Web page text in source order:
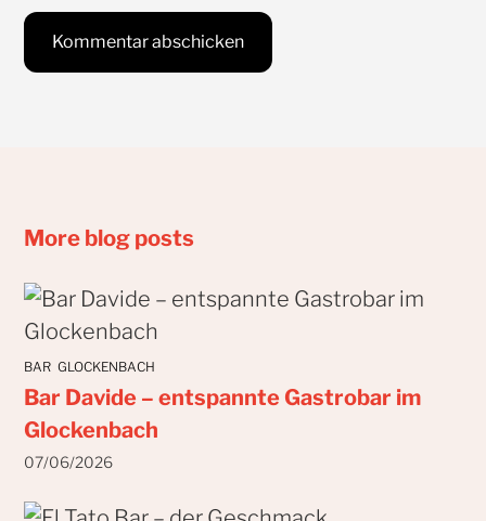
More blog posts
BAR GLOCKENBACH
Bar Davide – entspannte Gastrobar im
Glockenbach
07/06/2026